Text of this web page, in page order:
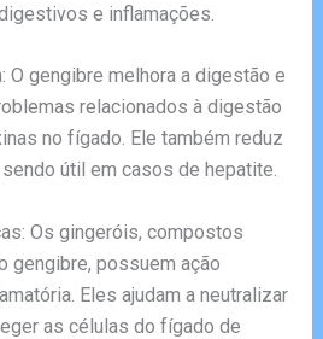
e inflamações.
O gengibre melhora a digestão e
relacionados à digestão
no fígado. Ele também reduz
útil em casos de hepatite.
Os gingeróis, compostos
gengibre, possuem ação
Eles ajudam a neutralizar
as células do fígado de